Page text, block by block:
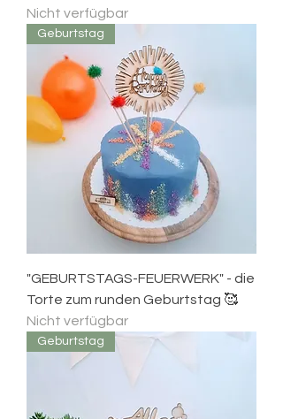
Nicht verfügbar
Geburtstag
"GEBURTSTAGS-FEUERWERK" - die
Torte zum runden Geburtstag 🥰
Nicht verfügbar
Geburtstag